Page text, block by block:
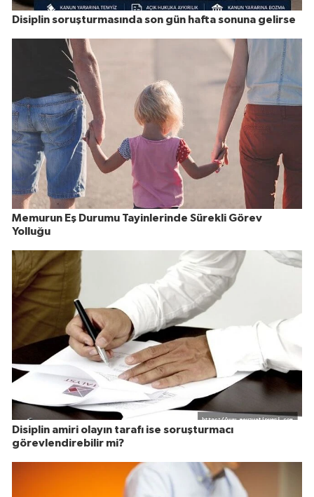
Disiplin soruşturmasında son gün hafta sonuna gelirse
Memurun Eş Durumu Tayinlerinde Sürekli Görev
Yolluğu
Disiplin amiri olayın tarafı ise soruşturmacı
görevlendirebilir mi?